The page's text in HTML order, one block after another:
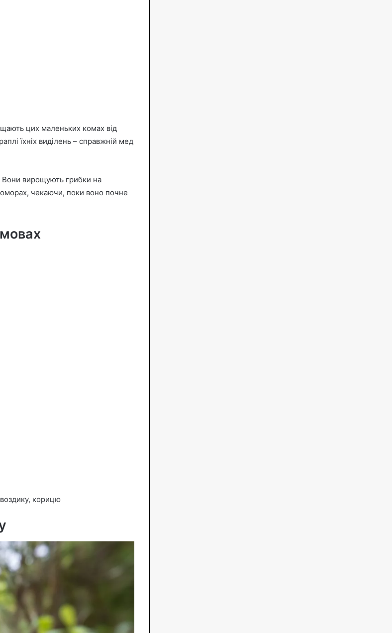
цих маленьких комах від
їхніх виділень – справжній мед
Вони вирощують грибки на
чекаючи, поки воно почне
корицю